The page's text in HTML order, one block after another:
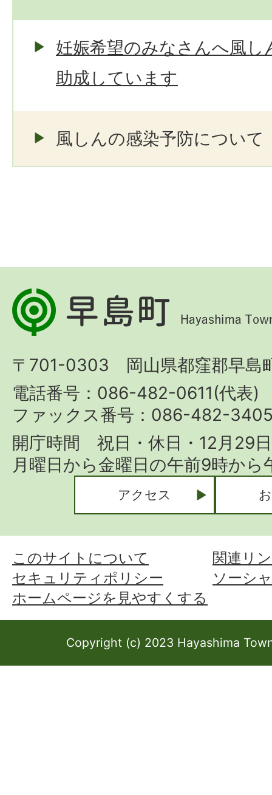
妊娠希望のみなさんへ風し
助成しています
風しんの感染予防について
早
島
Hayashima
Town
〒701-0303 岡山県都窪郡早島
電話番号：086-482-0611(代表)
ファックス番号：086-482-
開庁時間 祝日・休日・12月29
月曜日から金曜日の午前9時か
アクセス
このサイトについて
関連リ
セキュリティポリシー
ソーシ
ホームページを見やすくする
Copyright (c) 2023 Hayashima